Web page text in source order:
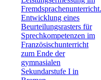
Fremdsprachenunterricht.
Entwicklung eines
Beurteilungsrasters für
Sprechkompetenzen im
Französischunterricht
zum Ende der
gymnasialen
Sekundarstufe I in